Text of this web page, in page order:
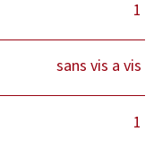
1
sans vis a vis
1